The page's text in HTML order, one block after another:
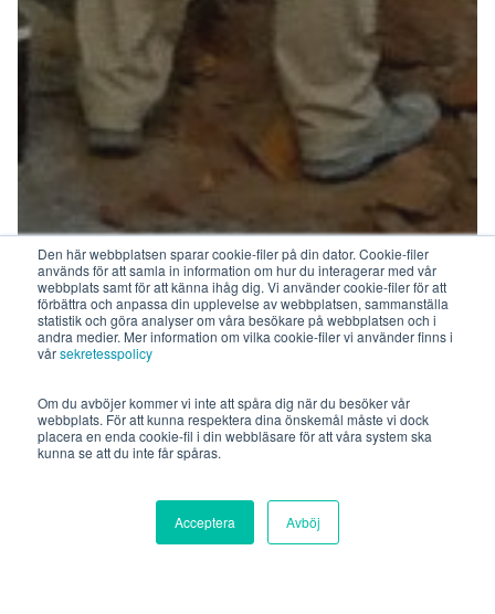
Den här webbplatsen sparar cookie-filer på din dator. Cookie-filer
används för att samla in information om hur du interagerar med vår
webbplats samt för att känna ihåg dig. Vi använder cookie-filer för att
förbättra och anpassa din upplevelse av webbplatsen, sammanställa
statistik och göra analyser om våra besökare på webbplatsen och i
andra medier. Mer information om vilka cookie-filer vi använder finns i
vårsekretesspolicy
Om du avböjer kommer vi inte att spåra dig när du besöker vår
webbplats. För att kunna respektera dina önskemål måste vi dock
placera en enda cookie-fil i din webbläsare för att våra system ska
kunna se att du inte får spåras.
Acceptera Avböj